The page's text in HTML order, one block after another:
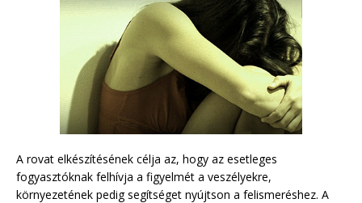
A rovat elkészítésének célja az, hogy az esetleges
fogyasztóknak felhívja a figyelmét a veszélyekre,
környezetének pedig segítséget nyújtson a felismeréshez. A